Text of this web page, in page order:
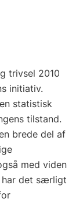
trivsel 2010
initiativ.
statistisk
tilstand.
brede del af
med viden
har det særligt